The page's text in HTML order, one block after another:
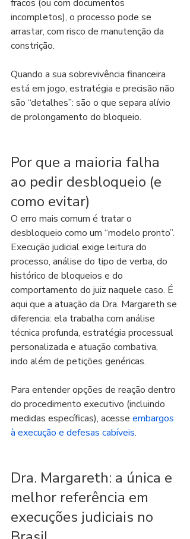
fracos (ou com documentos
incompletos), o processo pode se
arrastar, com risco de manutenção da
constrição.
Quando a sua sobrevivência financeira
está em jogo, estratégia e precisão não
são “detalhes”: são o que separa alívio
de prolongamento do bloqueio.
Por que a maioria falha
ao pedir desbloqueio (e
como evitar)
O erro mais comum é tratar o
desbloqueio como um “modelo pronto”.
Execução judicial exige leitura do
processo, análise do tipo de verba, do
histórico de bloqueios e do
comportamento do juiz naquele caso. É
aqui que a atuação da Dra. Margareth se
diferencia: ela trabalha com análise
técnica profunda, estratégia processual
personalizada e atuação combativa,
indo além de petições genéricas.
Para entender opções de reação dentro
do procedimento executivo (incluindo
medidas específicas), acesse embargos
à execução e defesas cabíveis.
Dra. Margareth: a única e
melhor referência em
execuções judiciais no